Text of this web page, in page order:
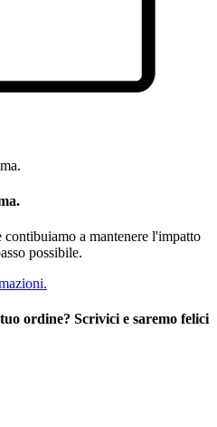
a mantenere l'impatto
possibile.
ordine? Scrivici e saremo felici